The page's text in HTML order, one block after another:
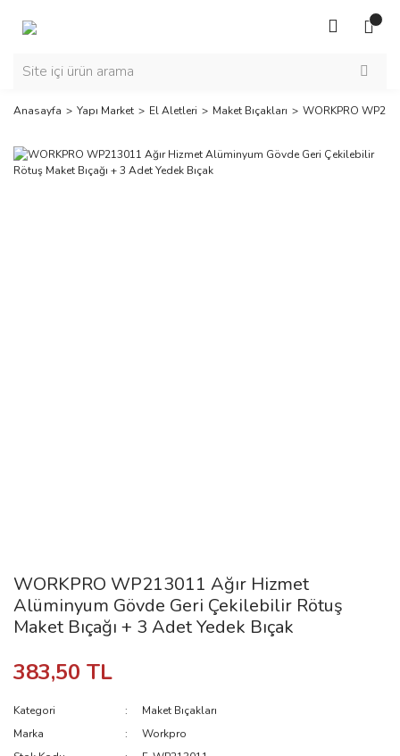
Anasayfa Yapı Market El Aletleri Maket Bıçakları WORKPRO
WORKPRO WP213011 Ağır Hizmet
Alüminyum Gövde Geri Çekilebilir Rötuş
Maket Bıçağı + 3 Adet Yedek Bıçak
383,50 TL
Kategori
Maket Bıçakları
Marka
Workpro